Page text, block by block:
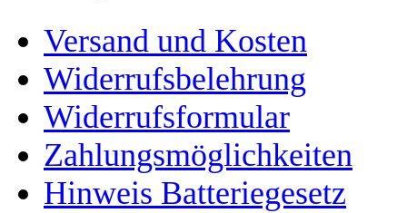
Versand und Kosten
Widerrufsbelehrung
Widerrufsformular
Zahlungsmöglichkeiten
Hinweis Batteriegesetz